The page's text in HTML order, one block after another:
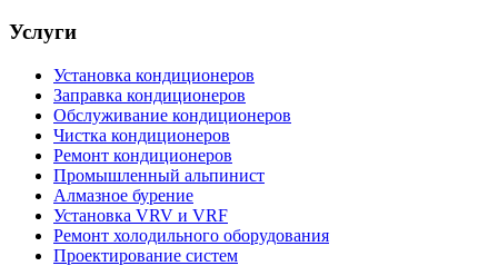
Услуги
Установка кондиционеров
Заправка кондиционеров
Обслуживание кондиционеров
Чистка кондиционеров
Ремонт кондиционеров
Промышленный альпинист
Алмазное бурение
Установка VRV и VRF
Ремонт холодильного оборудования
Проектирование систем